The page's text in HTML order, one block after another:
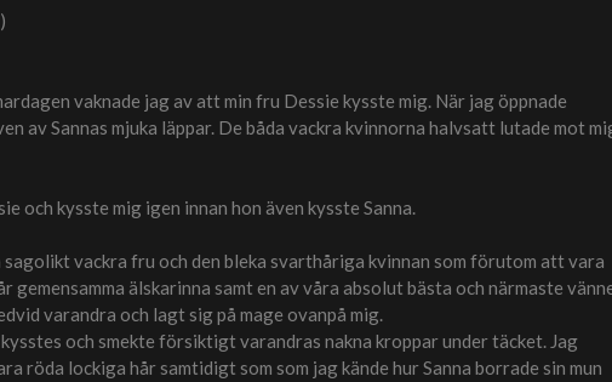
vaknade jag av att min fru Dessie kysste mig. När jag öppnade
av Sannas mjuka läppar. De båda vackra kvinnorna halvsatt lutade mot
och kysste mig igen innan hon även kysste Sanna.
sagolikt vackra fru och den bleka svarthåriga kvinnan som förutom att vara
gemensamma älskarinna samt en av våra absolut bästa och närmaste
varandra och lagt sig på mage ovanpå mig.
och smekte försiktigt varandras nakna kroppar under täcket. Jag
röda lockiga hår samtidigt som som jag kände hur Sanna borrade sin mun